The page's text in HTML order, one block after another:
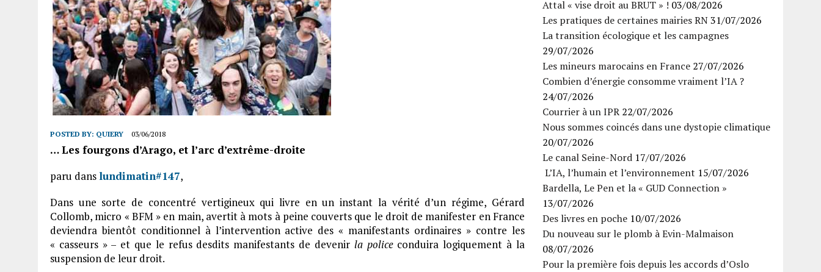
POSTED BY: QUIERY 03/06/2018
… Les fourgons d’Arago, et l’arc d’extrême-droite
paru danslundimatin#147,
Dans une sorte de concentré vertigineux qui livre en un instant la vérité d’un régime, Gérard
Collomb, micro « BFM » en main, avertit à mots à peine couverts que le droit de manifester en France
deviendra bientôt conditionnel à l’intervention active des « manifestants ordinaires » contre les
« casseurs » – et que le refus desdits manifestants de devenir la policeconduira logiquement à la
suspension de leur droit.
Attal « vise droit au BRUT » ! 03/08/2026
Les pratiques de certaines mairies RN31/07/2026
La transition écologique et les campagnes
29/07/2026
Les mineurs marocains en France 27/07/2026
Combien d’énergie consomme vraiment l’IA ?
24/07/2026
Courrier à un IPR 22/07/2026
Nous sommes coincés dans une dystopie climatique
20/07/2026
Le canal Seine-Nord 17/07/2026
L’IA, l’humain et l’environnement 15/07/2026
Bardella, Le Pen et la « GUD Connection »
13/07/2026
Des livres en poche 10/07/2026
Du nouveau sur le plomb à Evin-Malmaison
08/07/2026
Pour la première fois depuis les accords d’Oslo